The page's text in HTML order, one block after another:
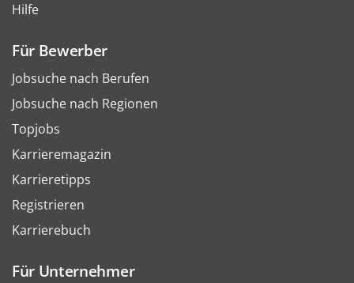
Hilfe
Für Bewerber
Jobsuche nach Berufen
Jobsuche nach Regionen
Topjobs
Karrieremagazin
Karrieretipps
Registrieren
Karrierebuch
Für Unternehmer